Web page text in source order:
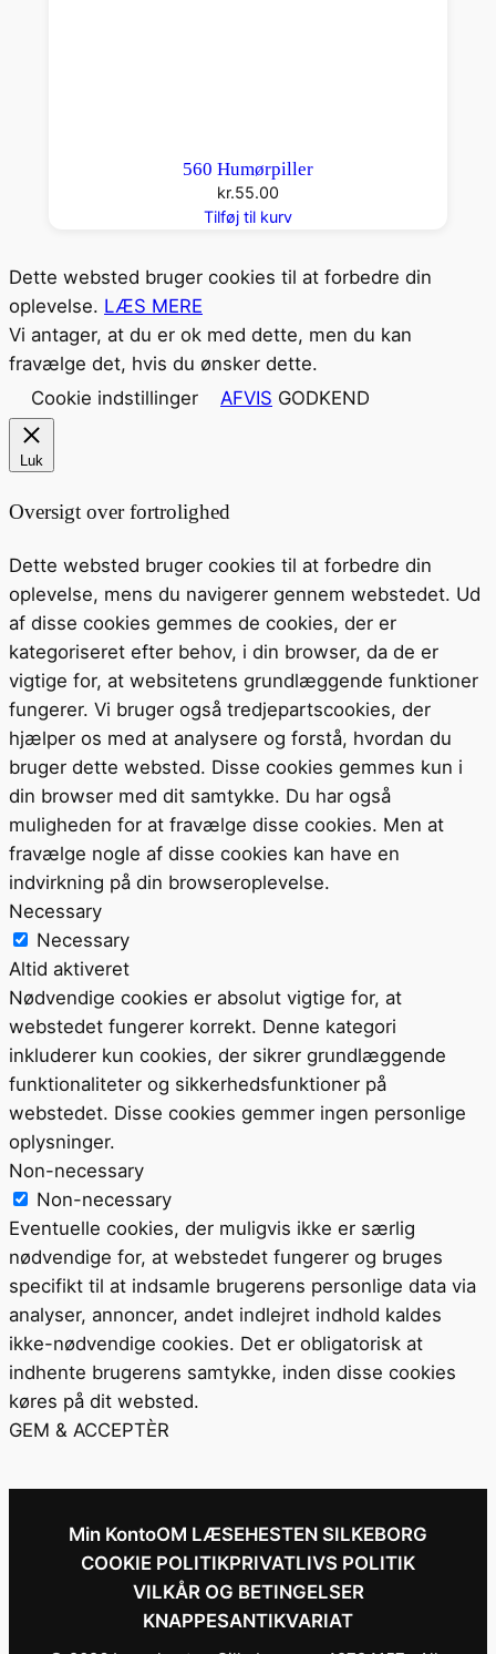
560 Humørpiller
kr.55.00
Tilføj til kurv
Dette websted bruger cookies til at forbedre din
oplevelse. LÆS MERE
Vi antager, at du er ok med dette, men du kan
fravælge det, hvis du ønsker dette.
Cookie indstillinger
AFVIS GODKEND
Luk
Oversigt over fortrolighed
Dette websted bruger cookies til at forbedre din
oplevelse, mens du navigerer gennem webstedet. Ud
af disse cookies gemmes de cookies, der er
kategoriseret efter behov, i din browser, da de er
vigtige for, at websitetens grundlæggende funktioner
fungerer. Vi bruger også tredjepartscookies, der
hjælper os med at analysere og forstå, hvordan du
bruger dette websted. Disse cookies gemmes kun i
din browser med dit samtykke. Du har også
muligheden for at fravælge disse cookies. Men at
fravælge nogle af disse cookies kan have en
indvirkning på din browseroplevelse.
Necessary
Necessary
Altid aktiveret
Nødvendige cookies er absolut vigtige for, at
webstedet fungerer korrekt. Denne kategori
inkluderer kun cookies, der sikrer grundlæggende
funktionaliteter og sikkerhedsfunktioner på
webstedet. Disse cookies gemmer ingen personlige
oplysninger.
Non-necessary
Non-necessary
Eventuelle cookies, der muligvis ikke er særlig
nødvendige for, at webstedet fungerer og bruges
specifikt til at indsamle brugerens personlige data via
analyser, annoncer, andet indlejret indhold kaldes
ikke-nødvendige cookies. Det er obligatorisk at
indhente brugerens samtykke, inden disse cookies
køres på dit websted.
GEM & ACCEPTÈR
Min KontoOM LÆSEHESTEN SILKEBORG
COOKIE POLITIKPRIVATLIVS POLITIK
VILKÅR OG BETINGELSER
KNAPPESANTIKVARIAT